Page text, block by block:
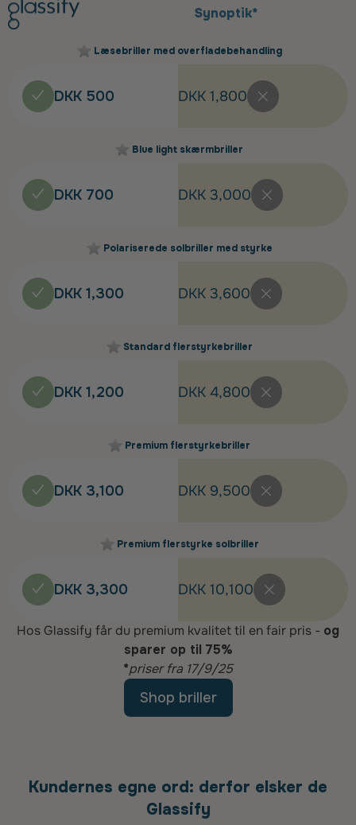
Synoptik*
Læsebriller med overfladebehandling
DKK 500 DKK 1,800
Blue light skærmbriller
DKK 700 DKK 3,000
Polariserede solbriller med styrke
DKK 1,300 DKK 3,600
Standard flerstyrkebriller
DKK 1,200 DKK 4,800
Premium flerstyrkebriller
DKK 3,100 DKK 9,500
Premium flerstyrke solbriller
DKK 3,300 DKK 10,100
Hos Glassify får du premium kvalitet til en fair pris - og
sparer op til 75%
*priser fra 17/9/25
Shop briller
Kundernes egne ord: derfor elsker de
Glassify